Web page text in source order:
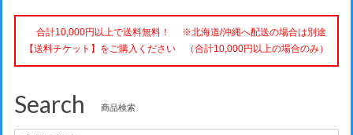
合計10,000円以上で送料無料！ ※北海道/沖縄へ配送の場合は別途
【送料チケット】をご購入ください （合計10,000円以上の場合のみ）
Search 商品検索